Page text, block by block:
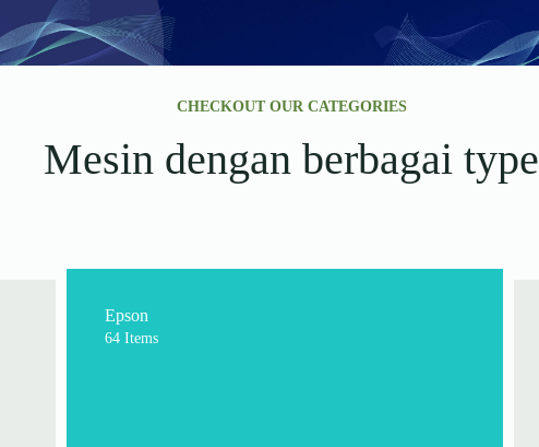
CHECKOUT OUR CATEGORIES
Mesin dengan berbagai type
Epson
64 Items